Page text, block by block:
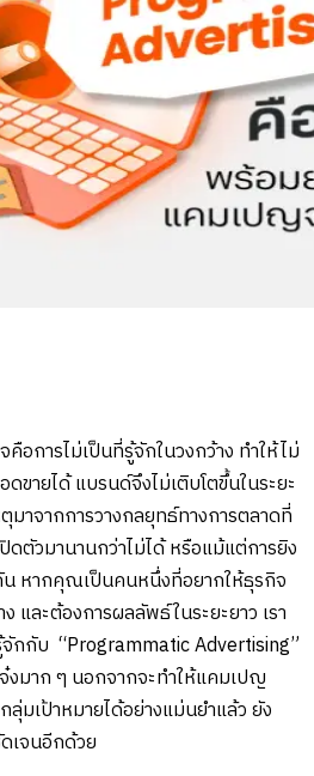
การไม่เป็นที่รู้จักในวงกว้าง ทำให้ไม่
ขายได้ แบรนด์จึงไม่เติบโตขึ้นในระยะ
มาจากการวางกลยุทธ์ทางการตลาดที่
ดตัวมานานกว่าไม่ได้ หรือแม้แต่การยิง
หากคุณเป็นคนหนึ่งที่อยากให้ธุรกิจ
และต้องการผลลัพธ์ในระยะยาว เรา
กกับ “Programmatic Advertising”
งมาก ๆ นอกจากจะทำให้แคมเปญ
มเป้าหมายได้อย่างแม่นยำแล้ว ยัง
เจนอีกด้วย